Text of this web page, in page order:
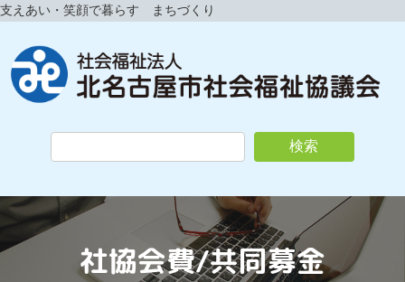
コ
ン
ン
ツ
ナ
ビ
ー
シ
支えあい・笑顔で暮らす まちづくり
検索
社協会費/共同募金